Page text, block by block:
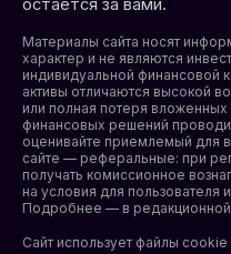
остаётся за вами.
Материалы сайта носят
характер и не являются
индивидуальной финансовой
активы отличаются высокой
или полная потеря
финансовых решений
оценивайте приемлемый для
сайте — реферальные: при
получать комиссионное
на условия для пользователя
Подробнее — в редакционной
Сайт использует файлы